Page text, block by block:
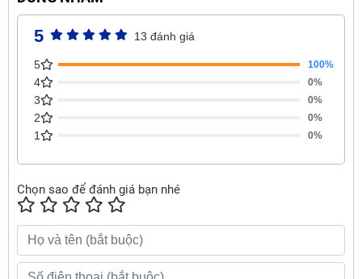
5 13 đánh giá
5 100%
4 0%
3 0%
2 0%
1 0%
Chọn sao để đánh giá bạn nhé